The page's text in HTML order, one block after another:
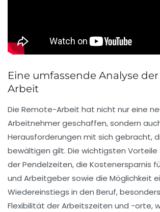
Eine umfassende Analyse
Arbeit
Die Remote-Arbeit hat nicht nur eine
Arbeitnehmer geschaffen, sondern
Herausforderungen mit sich gebracht,
bewältigen gilt. Die wichtigsten Vorteile
der Pendelzeiten, die Kostenersparnis
und Arbeitgeber sowie die Möglichkeit
Wiedereinstiegs in den Beruf,
Flexibilität der Arbeitszeiten und -orte,